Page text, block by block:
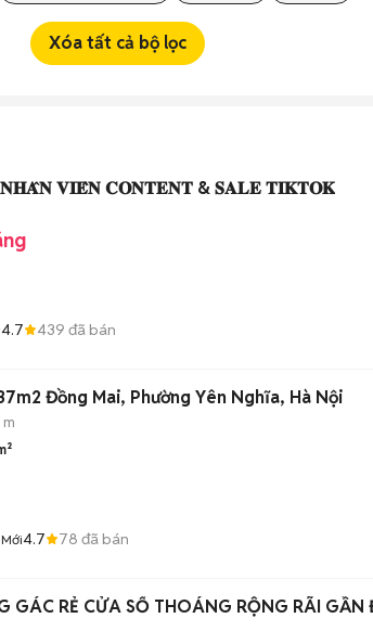
Xóa tất cả bộ lọc
𝐕𝐈𝐄̂𝐍 𝐂𝐎𝐍𝐓𝐄𝐍𝐓 & 𝐒𝐀𝐋𝐄 𝐓𝐈𝐊𝐓𝐎𝐊
4.7 439 đã bán
Đồng Mai, Phường Yên Nghĩa, Hà Nội
4.7 78 đã bán
GÁC RẺ CỬA SỔ THOÁNG RỘNG RÃI